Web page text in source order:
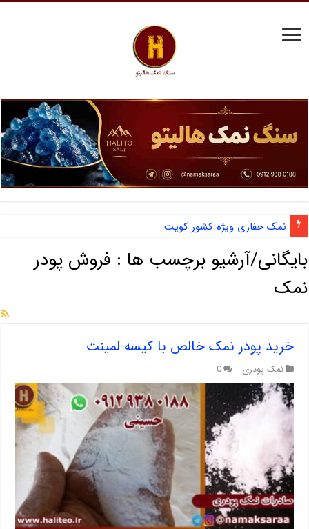
نمک حفاری ویژه کشور کویت
بایگانی/آرشیو برچسب ها : فروش پودر
نمک
خرید پودر نمک خالص با کیسه لمینت
نمک پودری 0